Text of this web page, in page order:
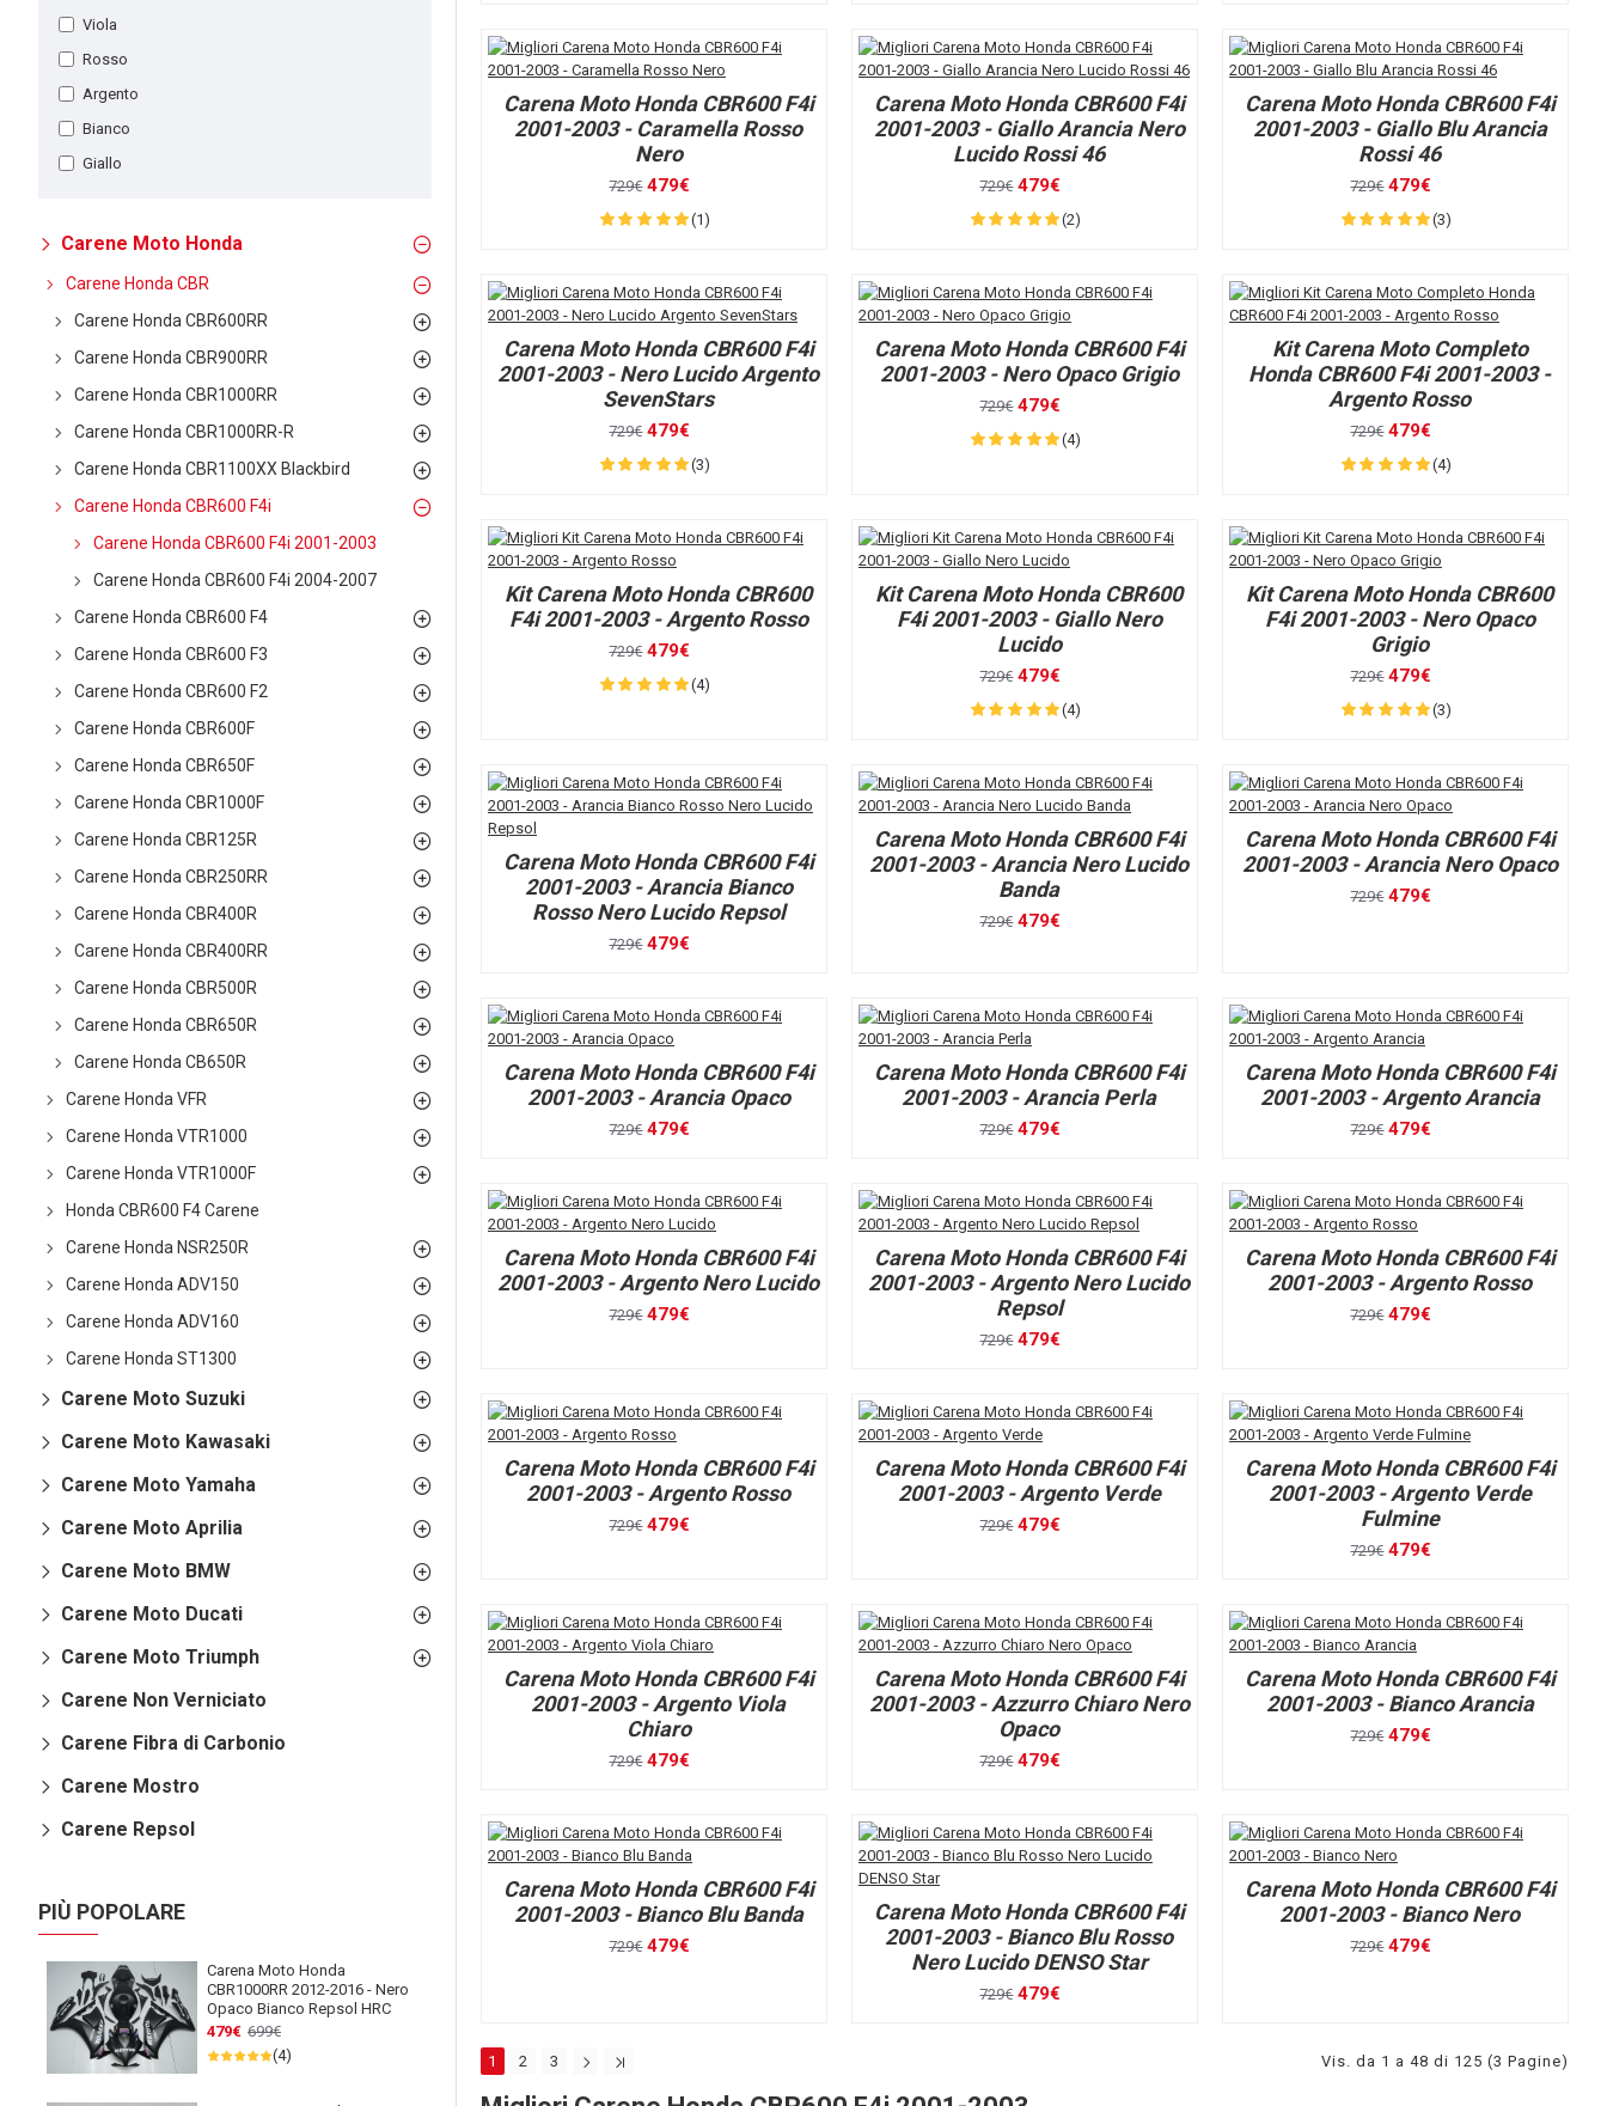
Viola
Rosso
Argento
Bianco
Giallo
Carene Moto Honda
Carene Honda CBR
Carene Honda CBR600RR
Carene Honda CBR900RR
Carene Honda CBR1000RR
Carene Honda CBR1000RR-R
Carene Honda CBR1100XX Blackbird
Carene Honda CBR600 F4i
Carene Honda CBR600 F4i 2001-2003
Carene Honda CBR600 F4i 2004-2007
Carene Honda CBR600 F4
Carene Honda CBR600 F3
Carene Honda CBR600 F2
Carene Honda CBR600F
Carene Honda CBR650F
Carene Honda CBR1000F
Carene Honda CBR125R
Carene Honda CBR250RR
Carene Honda CBR400R
Carene Honda CBR400RR
Carene Honda CBR500R
Carene Honda CBR650R
Carene Honda CB650R
Carene Honda VFR
Carene Honda VTR1000
Carene Honda VTR1000F
Honda CBR600 F4 Carene
Carene Honda NSR250R
Carene Honda ADV150
Carene Honda ADV160
Carene Honda ST1300
Carene Moto Suzuki
Carene Moto Kawasaki
Carene Moto Yamaha
Carene Moto Aprilia
Carene Moto BMW
Carene Moto Ducati
Carene Moto Triumph
Carene Non Verniciato
Carene Fibra di Carbonio
Carene Mostro
Carene Repsol
PIÙ POPOLARE
Carena Moto Honda
CBR1000RR 2012-2016 - Nero
Opaco Bianco Repsol HRC
479€ 699€
(4)
Carena Moto Honda CBR600 F4i
2001-2003 - Caramella Rosso
Nero
729€ 479€
(1)
Carena Moto Honda CBR600 F4i
2001-2003 - Giallo Arancia Nero
Lucido Rossi 46
729€ 479€
(2)
Carena Moto Honda CBR600 F4i
2001-2003 - Giallo Blu Arancia
Rossi 46
729€ 479€
(3)
Carena Moto Honda CBR600 F4i
2001-2003 - Nero Lucido Argento
SevenStars
729€ 479€
(3)
Carena Moto Honda CBR600 F4i
2001-2003 - Nero Opaco Grigio
729€ 479€
(4)
Kit Carena Moto Completo
Honda CBR600 F4i 2001-2003 -
Argento Rosso
729€ 479€
(4)
Kit Carena Moto Honda CBR600
F4i 2001-2003 - Argento Rosso
729€ 479€
(4)
Kit Carena Moto Honda CBR600
F4i 2001-2003 - Giallo Nero
Lucido
729€ 479€
(4)
Kit Carena Moto Honda CBR600
F4i 2001-2003 - Nero Opaco
Grigio
729€ 479€
(3)
Carena Moto Honda CBR600 F4i
2001-2003 - Arancia Bianco
Rosso Nero Lucido Repsol
729€ 479€
Carena Moto Honda CBR600 F4i
2001-2003 - Arancia Nero Lucido
Banda
729€ 479€
Carena Moto Honda CBR600 F4i
2001-2003 - Arancia Nero Opaco
729€ 479€
Carena Moto Honda CBR600 F4i
2001-2003 - Arancia Opaco
729€ 479€
Carena Moto Honda CBR600 F4i
2001-2003 - Arancia Perla
729€ 479€
Carena Moto Honda CBR600 F4i
2001-2003 - Argento Arancia
729€ 479€
Carena Moto Honda CBR600 F4i
2001-2003 - Argento Nero Lucido
729€ 479€
Carena Moto Honda CBR600 F4i
2001-2003 - Argento Nero Lucido
Repsol
729€ 479€
Carena Moto Honda CBR600 F4i
2001-2003 - Argento Rosso
729€ 479€
Carena Moto Honda CBR600 F4i
2001-2003 - Argento Rosso
729€ 479€
Carena Moto Honda CBR600 F4i
2001-2003 - Argento Verde
729€ 479€
Carena Moto Honda CBR600 F4i
2001-2003 - Argento Verde
Fulmine
729€ 479€
Carena Moto Honda CBR600 F4i
2001-2003 - Argento Viola
Chiaro
729€ 479€
Carena Moto Honda CBR600 F4i
2001-2003 - Azzurro Chiaro Nero
Opaco
729€ 479€
Carena Moto Honda CBR600 F4i
2001-2003 - Bianco Arancia
729€ 479€
Carena Moto Honda CBR600 F4i
2001-2003 - Bianco Blu Banda
729€ 479€
Carena Moto Honda CBR600 F4i
2001-2003 - Bianco Blu Rosso
Nero Lucido DENSO Star
729€ 479€
Carena Moto Honda CBR600 F4i
2001-2003 - Bianco Nero
729€ 479€
1 2 3 Vis. da 1 a 48 di 125 (3 Pagine)